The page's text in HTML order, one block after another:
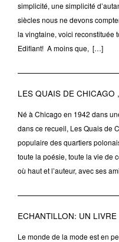
simplicité, une simplicité
siècles nous ne devons
la vingtaine, voici reconstituée
Edifiant! A moins que, […]
LES QUAIS DE CHICAGO
Né à Chicago en 1942 dans
dans ce recueil, Les Quais de
populaire des quartiers
toute la poésie, toute la vie de
où haut et l’auteur, avec ses
ECHANTILLON: UN
Le monde de la mode est en